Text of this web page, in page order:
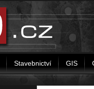
Stavebnictví GIS